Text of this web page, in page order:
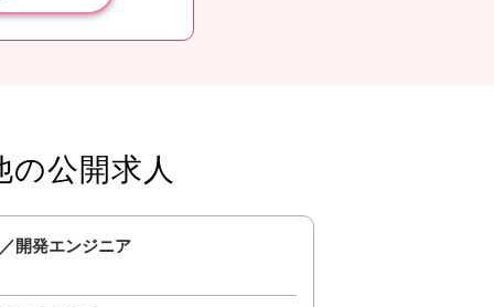
公開求人
開発エンジニア